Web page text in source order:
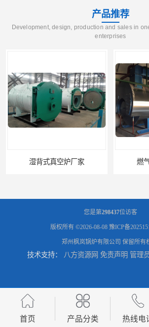
产品推荐
Development, design, production and sales in
enterprises
湿背式真空炉厂家 燃
电锅炉采暖炉厂家 电升温
您是第298437位访客
版权所有 ©2026-08-08 豫ICP备
郑州枫岚锅炉有限公司 保留所有
技术支持： 八方资源网 免责声明 管理
首页 产品分类 热线电